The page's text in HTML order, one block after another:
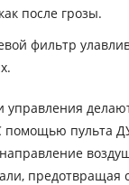
после грозы.
фильтр
помощью пульта
предотвращая